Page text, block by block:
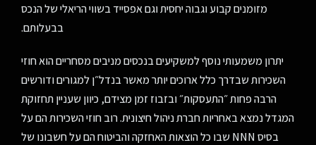
מזומנים קבוע וגבוה יחסית וגם אפסייד בשווי הריאלי של הנכס
בבעלותם.
יתרון משמעותי נוסף למשקיעים בנכסים מניבים מסחריים הוא חוזי
השכירות שבדרך כלל ארוכים יותר מאשר בנדל״ן למגורים ודורשים
הרבה פחות ״התעסקות״ ובזבוז זמן מצידם, כיוון שעניין תחזוקת
המגדל נמצא באחריות חברת ניהול חיצונית. רוב חוזי השכירות הם על
בסיס NNN שבו כל הוצאות האחזקה והביטוח הם על חשבונו של